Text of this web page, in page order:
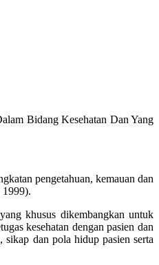
Bidang Kesehatan Dan Yang
pengetahuan, kemauan dan
1999).
khusus dikembangkan untuk
kesehatan dengan pasien dan
sikap dan pola hidup pasien serta